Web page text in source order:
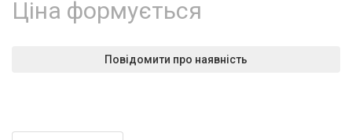
Ціна формується
Повідомити про наявність